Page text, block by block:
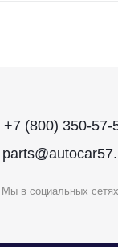
+7 (800) 350-57-
Мы в социальных